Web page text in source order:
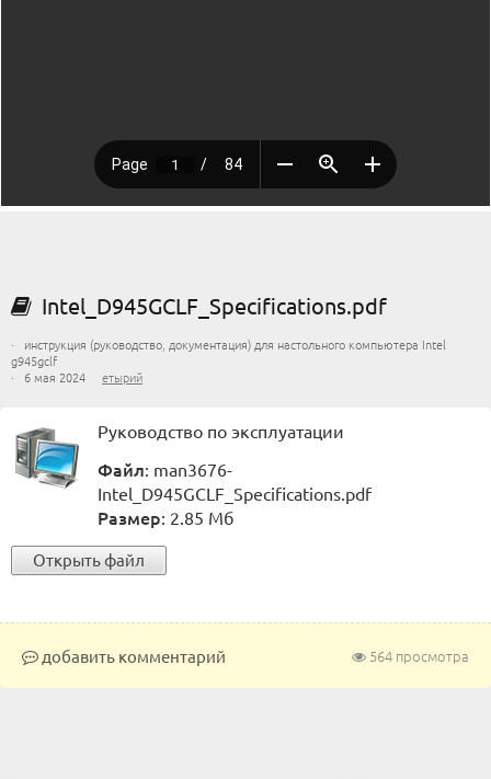
Intel_D945GCLF_Specifications.pdf
· инструкция (руководство, документация) для настольного компьютера Intel
g945gclf
· 6 мая 2024 етырий
Руководство по эксплуатации
Файл: man3676-
Intel_D945GCLF_Specifications.pdf
Размер: 2.85 Мб
Открыть файл
564 просмотра
добавить комментарий